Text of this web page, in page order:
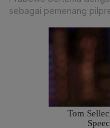
sebagai pemenang